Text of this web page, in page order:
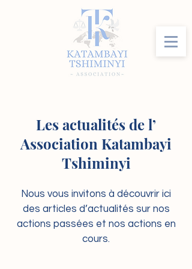
Les actualités de l’
Association Katambayi
Tshiminyi
Nous vous invitons à découvrir ici
des articles d’actualités sur nos
actions passées et nos actions en
cours.